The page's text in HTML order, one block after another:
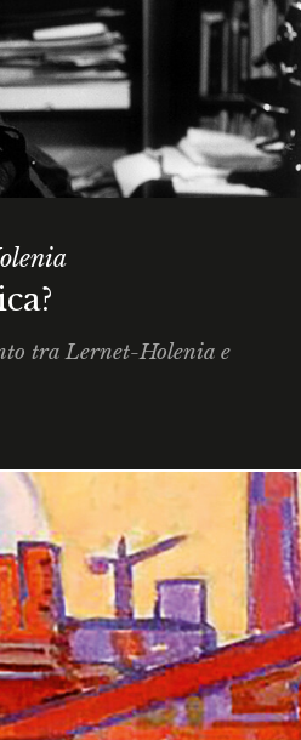
tra Lernet-Holenia e